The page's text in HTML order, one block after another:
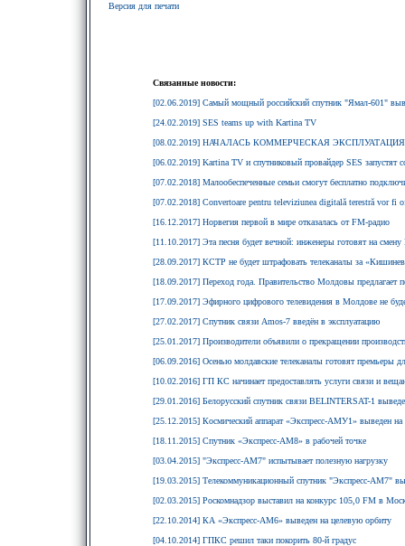
Версия для печати
Связанные новости:
[02.06.2019] Самый мощный российский спутник "Ямал-601"
[24.02.2019] SES teams up with Kartina TV
[08.02.2019] НАЧАЛАСЬ КОММЕРЧЕСКАЯ ЭКСПЛУАТАЦИЯ
[06.02.2019] Kartina TV и спутниковый провайдер SES запустят
[07.02.2018] Малообеспеченные семьи смогут бесплатно
[07.02.2018] Convertoare pentru televiziunea digitală terestră vor fi
[16.12.2017] Норвегия первой в мире отказалась от FM-радио
[11.10.2017] Эта песня будет вечной: инженеры готовят на
[28.09.2017] КСТР не будет штрафовать телеканалы за
[18.09.2017] Переход года. Правительство Молдовы предлагает
[17.09.2017] Эфирного цифрового телевидения в Молдове не
[27.02.2017] Спутник связи Amos-7 введён в эксплуатацию
[25.01.2017] Производители объявили о прекращении
[06.09.2016] Осенью молдавские телеканалы готовят премьеры
[10.02.2016] ГП КС начинает предоставлять услуги связи и
[29.01.2016] Белорусский спутник связи BELINTERSAT-1
[25.12.2015] Космический аппарат «Экспресс-АМУ1» выведен на
[18.11.2015] Спутник «Экспресс-АМ8» в рабочей точке
[03.04.2015] "Экспресс-АМ7" испытывает полезную нагрузку
[19.03.2015] Телекоммуникационный спутник "Экспресс-АМ7"
[02.03.2015] Роскомнадзор выставил на конкурс 105,0 FM в
[22.10.2014] КА «Экспресс-АМ6» выведен на целевую орбиту
[04.10.2014] ГПКС решил таки покорить 80-й градус